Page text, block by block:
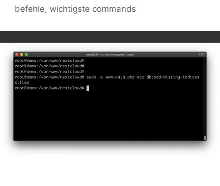
befehle, wichtigste commands